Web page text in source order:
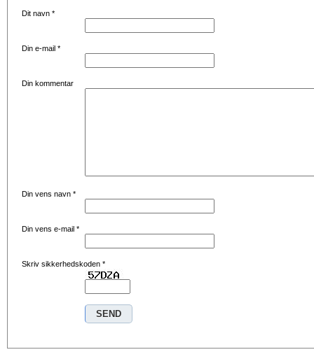
Dit navn *
Din e-mail *
Din kommentar
Din vens navn *
Din vens e-mail *
Skriv sikkerhedskoden *